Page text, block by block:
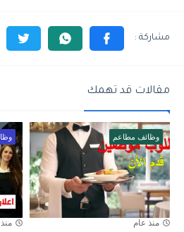
مقالات قد تهمك
وظائف مطاعم
منذ عام